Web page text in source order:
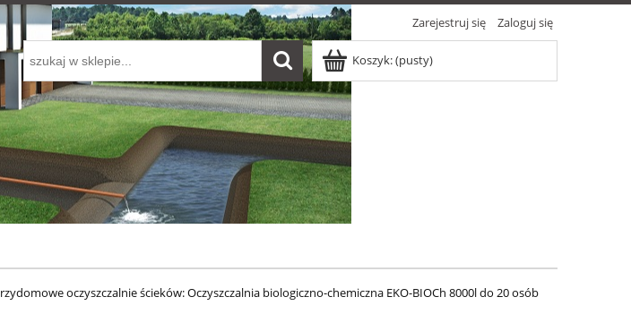
Zarejestruj się Zaloguj się
Koszyk:(pusty)
oczyszczalnie ścieków: Oczyszczalnia biologiczno-chemiczna EKO-BIOCh 8000l do 20 osób